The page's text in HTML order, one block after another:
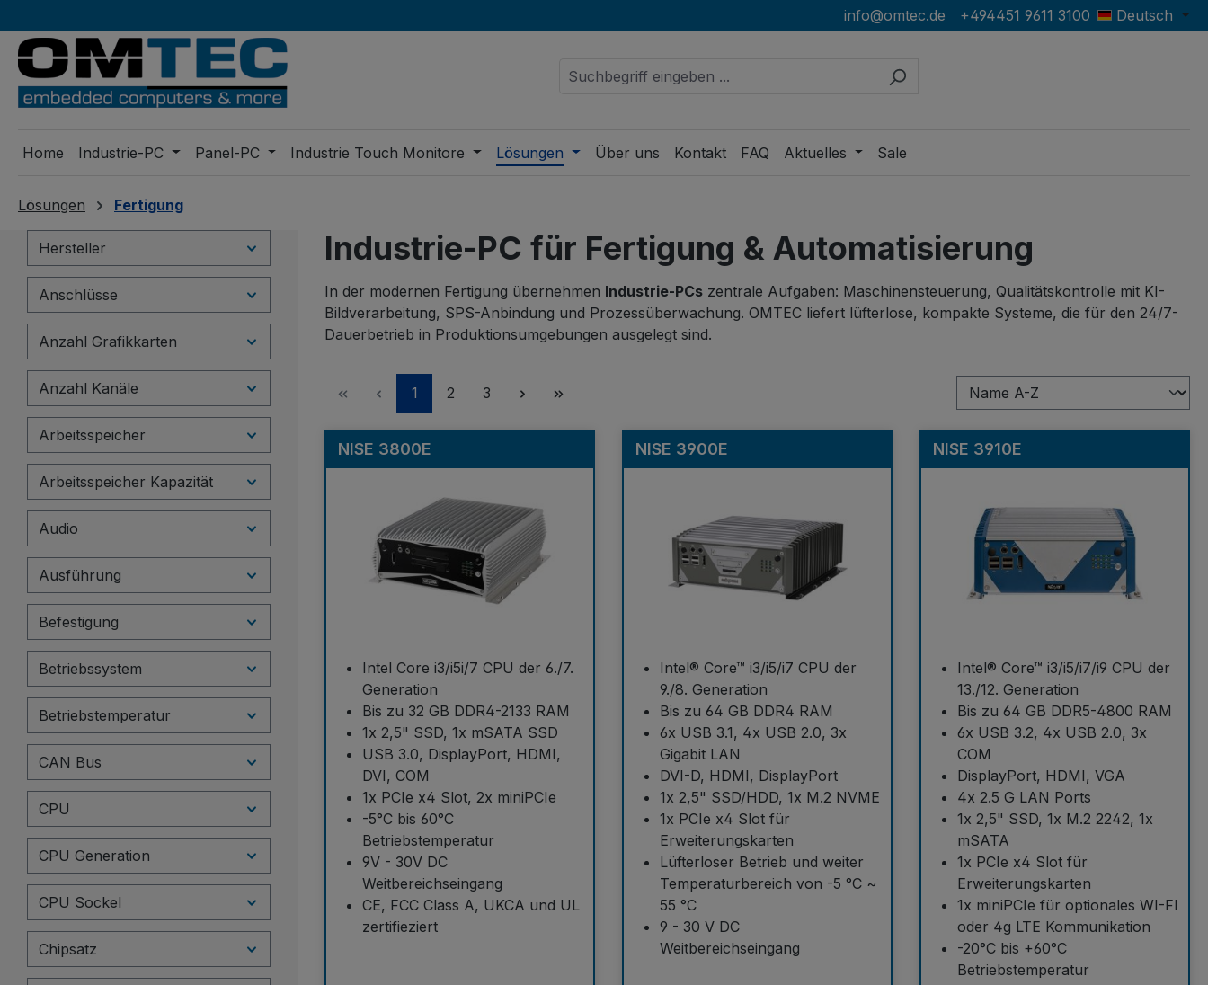
info@omtec.de +494451 9611 3100 Deutsch
Home Industrie-PC Panel-PC Industrie Touch Monitore Lösungen Über uns Kontakt FAQ Aktuelles Sale
Lösungen Fertigung
Hersteller
Anschlüsse
Anzahl Grafikkarten
Anzahl Kanäle
Arbeitsspeicher
Arbeitsspeicher Kapazität
Audio
Ausführung
Befestigung
Betriebssystem
Betriebstemperatur
CAN Bus
CPU
CPU Generation
CPU Sockel
Chipsatz
Industrie-PC für Fertigung & Automatisierung
In der modernen Fertigung übernehmen Industrie-PCs zentrale Aufgaben: Maschinensteuerung, Qualitätskontrolle mit KI-
Bildverarbeitung, SPS-Anbindung und Prozessüberwachung. OMTEC liefert lüfterlose, kompakte Systeme, die für den 24/7-
Dauerbetrieb in Produktionsumgebungen ausgelegt sind.
Seite
1 Seite
2 Seite
3
NISE 3800E
Intel Core i3/i5i/7 CPU der 6./7.
Generation
Bis zu 32 GB DDR4-2133 RAM
1x 2,5" SSD, 1x mSATA SSD
USB 3.0, DisplayPort, HDMI,
DVI, COM
1x PCIe x4 Slot, 2x miniPCIe
-5°C bis 60°C
Betriebstemperatur
9V - 30V DC
Weitbereichseingang
CE, FCC Class A, UKCA und UL
zertifieziert
NISE 3900E
Intel® Core™ i3/i5/i7 CPU der
9./8. Generation
Bis zu 64 GB DDR4 RAM
6x USB 3.1, 4x USB 2.0, 3x
Gigabit LAN
DVI-D, HDMI, DisplayPort
1x 2,5" SSD/HDD, 1x M.2 NVME
1x PCIe x4 Slot für
Erweiterungskarten
Lüfterloser Betrieb und weiter
Temperaturbereich von -5 °C ~
55 °C
9 - 30 V DC
Weitbereichseingang
NISE 3910E
Intel® Core™ i3/i5/i7/i9 CPU der
13./12. Generation
Bis zu 64 GB DDR5-4800 RAM
6x USB 3.2, 4x USB 2.0, 3x
COM
DisplayPort, HDMI, VGA
4x 2.5 G LAN Ports
1x 2,5" SSD, 1x M.2 2242, 1x
mSATA
1x PCIe x4 Slot für
Erweiterungskarten
1x miniPCIe für optionales WI-FI
oder 4g LTE Kommunikation
-20°C bis +60°C
Betriebstemperatur